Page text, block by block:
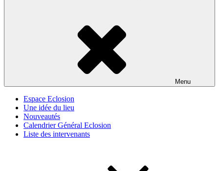
Menu
Espace Eclosion
Une idée du lieu
Nouveautés
Calendrier Général Eclosion
Liste des intervenants